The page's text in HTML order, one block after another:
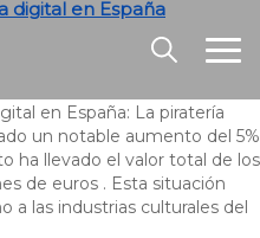
digital en España
en España: La piratería
un notable aumento del 5%
ha llevado el valor total de los
de euros . Esta situación
a las industrias culturales del